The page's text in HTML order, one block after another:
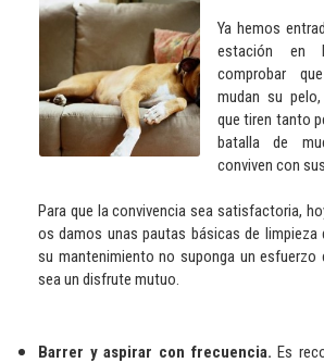
Ya hemos
estación en
comprobar
mudan su
que tiren tanto
batalla de
conviven con
Para que la convivencia sea satisfactoria,
os damos unas pautas básicas de limpieza
su mantenimiento no suponga un esfuerzo
sea un disfrute mutuo.
Barrer y aspirar con frecuencia.Es